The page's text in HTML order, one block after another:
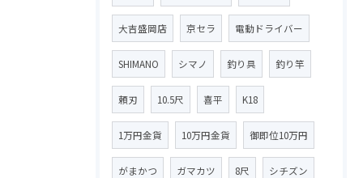
大吉盛岡店 京セラ 電動ドライバー
SHIMANO シマノ 釣り具 釣り竿
頼刃 10.5尺 喜平 K18
1万円金貨 10万円金貨 御即位10万円
がまかつ ガマカツ 8尺 シチズン